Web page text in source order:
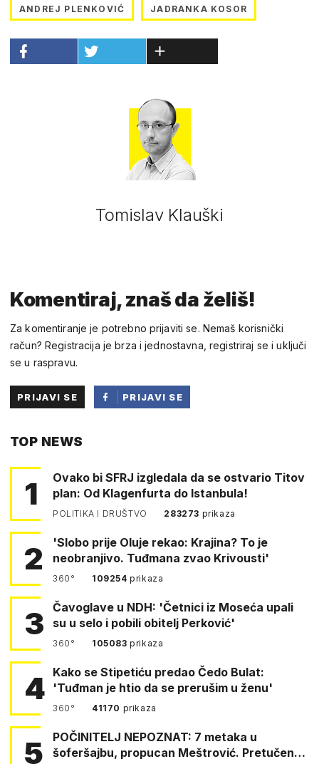
ANDREJ PLENKOVIĆ JADRANKA KOSOR
Tomislav Klauški
Komentiraj, znaš da želiš!
Za komentiranje je potrebno prijaviti se. Nemaš korisnički
račun? Registracija je brza i jednostavna, registriraj se i uključi
se u raspravu.
PRIJAVI SE
PRIJAVI SE
TOP NEWS
1
Ovako bi SFRJ izgledala da se ostvario Titov
plan: Od Klagenfurta do Istanbula!
POLITIKA I DRUŠTVO 283273 prikaza
2
'Slobo prije Oluje rekao: Krajina? To je
neobranjivo. Tuđmana zvao Krivousti'
360° 109254prikaza
3
Čavoglave u NDH: 'Četnici iz Moseća upali
su u selo i pobili obitelj Perković'
360° 105083prikaza
4 Kako se Stipetiću predao Čedo Bulat:
'Tuđman je htio da se prerušim u ženu'
360° 41170 prikaza
5
POČINITELJ NEPOZNAT: 7 metaka u
šoferšajbu, propucan Meštrović. Pretučen